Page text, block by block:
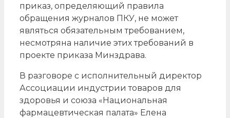
приказ, определяющий правила
обращения журналов ПКУ, не может
являться обязательным требованием,
несмотряна наличие этих требований в
проекте приказа Минздрава.
В разговоре с исполнительный директор
Ассоциации индустрии товаров для
здоровья и союза «Национальная
фармацевтическая палата» Елена